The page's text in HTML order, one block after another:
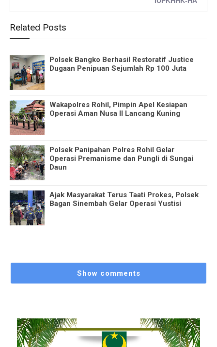
Related Posts
Polsek Bangko Berhasil Restoratif Justice
Dugaan Penipuan Sejumlah Rp 100 Juta
Wakapolres Rohil, Pimpin Apel Kesiapan
Operasi Aman Nusa II Lancang Kuning
Polsek Panipahan Polres Rohil Gelar
Operasi Premanisme dan Pungli di Sungai
Daun
Ajak Masyarakat Terus Taati Prokes, Polsek
Bagan Sinembah Gelar Operasi Yustisi
Show comments